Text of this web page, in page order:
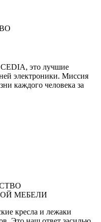
это лучшие
электроники. Миссия
каждого человека за
МЕБЕЛИ
кресла и лежаки